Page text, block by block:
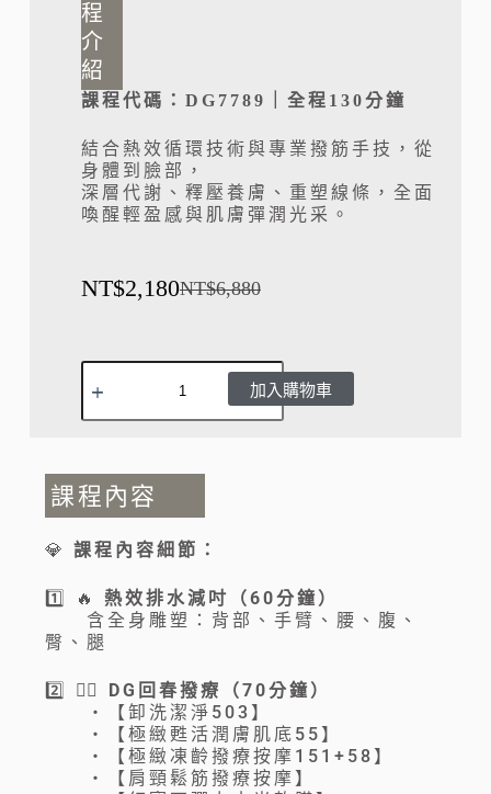
程
介
紹
課程代碼：DG7789｜全程130分鐘
結合熱效循環技術與專業撥筋手技，從
身體到臉部，
深層代謝、釋壓養膚、重塑線條，全面
喚醒輕盈感與肌膚彈潤光采。
NT$6,880
NT$2,180
加入購物車
e
課程內容
💎課程內容細節：
1️⃣ 🔥熱效排水減吋（60分鐘）
含全身雕塑：背部、手臂、腰、腹、
臀、腿
2️⃣ 💆‍♀️ DG回春撥療（70分鐘）
・【卸洗潔淨503】
・【極緻甦活潤膚肌底55】
・【極緻凍齡撥療按摩151+58】
・【肩頸鬆筋撥療按摩】